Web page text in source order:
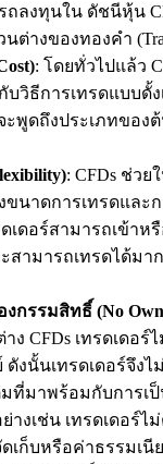
รถลงทุนใน ดัชนีหุ้น
างของทองคำ
: โดยทั่วไปแล้ว
บวิธีการเทรดแบบดั้
ะพูดถึงประเภทของ
: CFDs ช่วย
นาดการเทรดและ
เดอร์สามารถเข้าห
สามารถเทรดได้ม
งกรรมสิทธิ์ (No
CFDs เทรดเดอร์ไ
ดังนั้นเทรดเดอร์จึงไ
ที่มาพร้อมกับการเ
งเช่น เทรดเดอร์ไ
เก็บหรือค่าธรรมเนี